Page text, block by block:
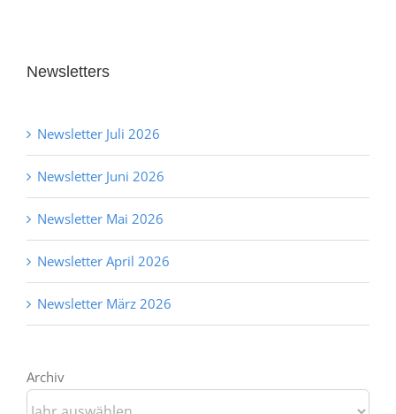
Newsletters
Newsletter Juli 2026
Newsletter Juni 2026
Newsletter Mai 2026
Newsletter April 2026
Newsletter März 2026
Archiv